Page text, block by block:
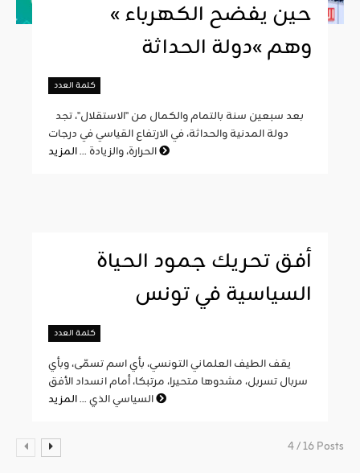
« حين يفضح الكهرباء
وهم »دولة الحداثة
كلمة العدد
دولة المدنية والحداثة، في الارتفاع القياسي في درجات
الحرارة، والزيادة ...
أفق تحريك جمود الحياة
السياسية في تونس
كلمة العدد
يقف الطيف العلماني التونسي، بأي اسم تسمّى، وبأي
سربال تسربل، مشدوها متحيرا، مرتبكا، أمام انسداد الأفق
السياسي الذي ...
4 / 16 Posts